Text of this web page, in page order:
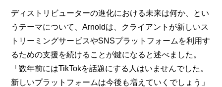
ディストリビューターの進化における未来は何か、とい
うテーマについて、Arnoldは、クライアントが新しいス
トリーミングサービスやSNSプラットフォームを利用す
るための支援を続けることが鍵になると述べました。
「数年前にはTikTokを話題にする人はいませんでした。
新しいプラットフォームは今後も増えていくでしょう」